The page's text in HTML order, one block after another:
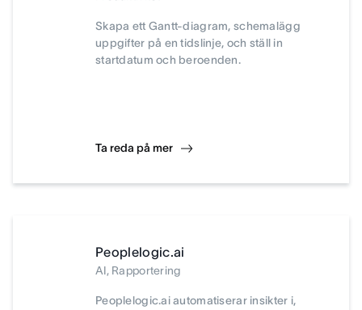
Skapa ett Gantt-diagram, schemalägg
uppgifter på en tidslinje, och ställ in
startdatum och beroenden.
Ta reda på mer
Peoplelogic.ai
AI, Rapportering
Peoplelogic.ai automatiserar insikter i,